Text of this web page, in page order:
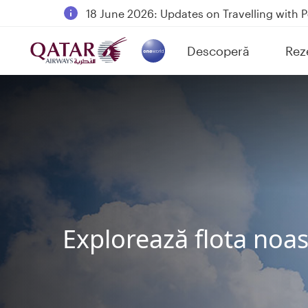
18 June 2026: Updates on Travelling with
6 August 2026: Qatar Airways flight
Qatar Airways Expands Global Network to
Descoperă
(active)
Explorează flota